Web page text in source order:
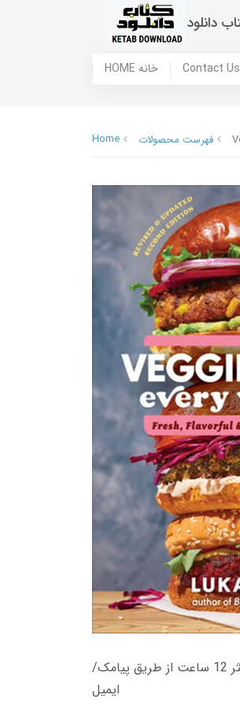
دانلود
HOME خانه
Home فهرست محصولات
زمان تحویل کتاب های 600 هزار تومانی دانلود فوری از حساب کاربری می باشد، و زمان تحویل لینک دانلود کتاب های 500 هزار تومانی حداکثر 12 ساعت از طریق پیامک/
ایمیل